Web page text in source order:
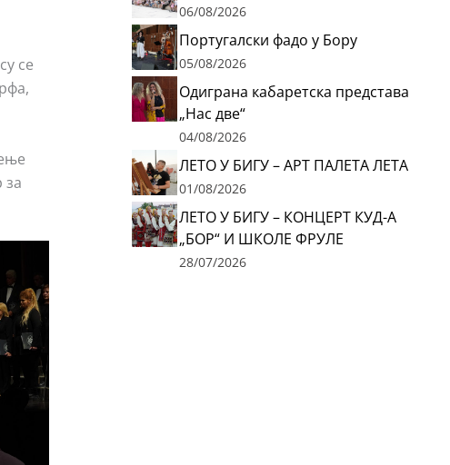
се
за
06/08/2026
Португалски фадо у Бору
05/08/2026
Одиграна кабаретска представа
„Нас две“
04/08/2026
ЛЕТО У БИГУ – АРТ ПАЛЕТА ЛЕТА
01/08/2026
ЛЕТО У БИГУ – КОНЦЕРТ КУД-А
„БОР“ И ШКОЛЕ ФРУЛЕ
28/07/2026